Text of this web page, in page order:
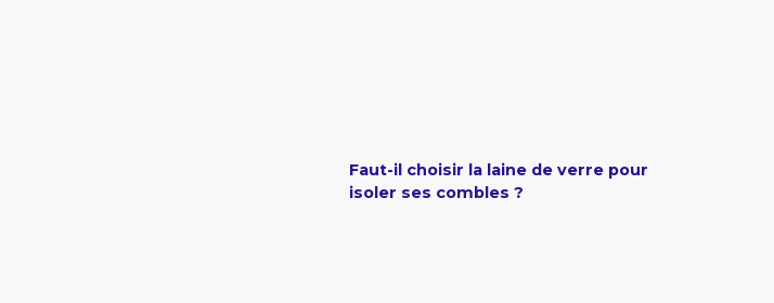
Faut-il choisir la laine de verre pour
isoler ses combles ?